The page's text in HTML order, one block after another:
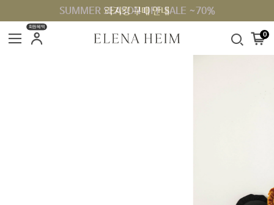
SUMMER SEASON OFF SALE ~70%
라지킹 구매 안내
회원혜택
0